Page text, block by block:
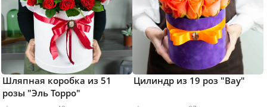
Шляпная коробка из 51
розы "Эль Торро"
Цилиндр из 19 роз "Вау"